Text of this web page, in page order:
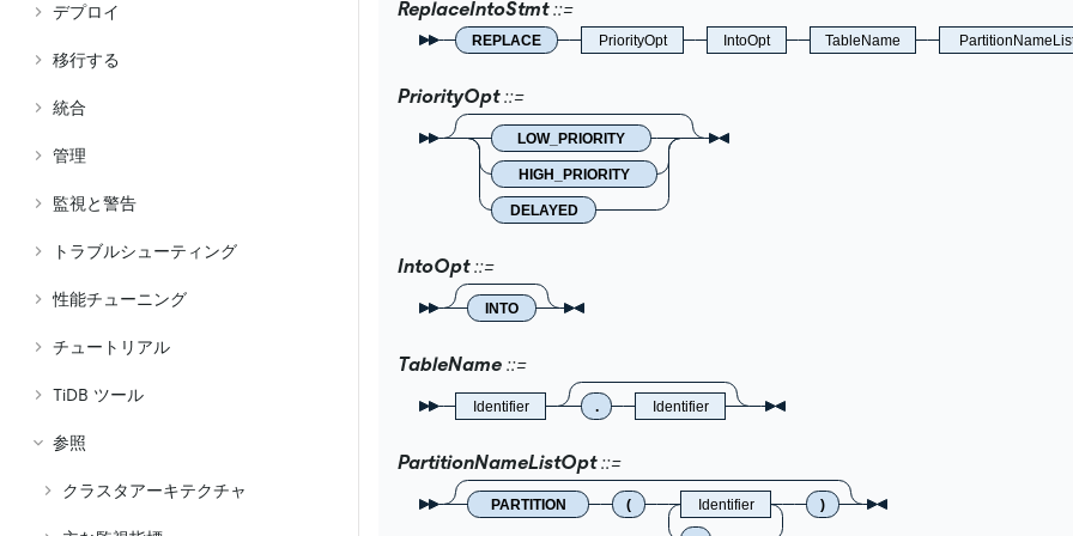
デプロイ
移行する
統合
管理
監視と警告
トラブルシューティング
性能チューニング
チュートリアル
TiDB ツール
参照
クラスタアーキテクチャ
ReplaceIntoStmt
REPLACE PriorityOpt IntoOpt TableName
PriorityOpt
LOW_PRIORITY
HIGH_PRIORITY
DELAYED
IntoOpt
INTO
TableName
Identifier . Identifier
PartitionNameListOpt
PARTITION ( Identifier )